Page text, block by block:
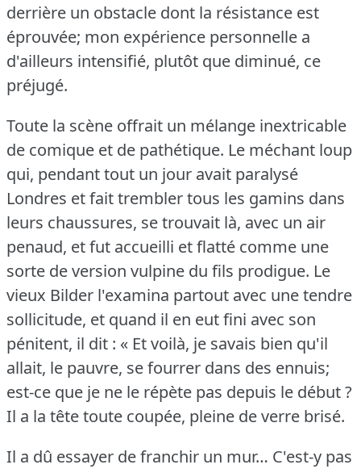
derrière un obstacle dont la résistance est
éprouvée; mon expérience personnelle a
d'ailleurs intensifié, plutôt que diminué, ce
préjugé.
Toute la scène offrait un mélange inextricable
de comique et de pathétique. Le méchant loup
qui, pendant tout un jour avait paralysé
Londres et fait trembler tous les gamins dans
leurs chaussures, se trouvait là, avec un air
penaud, et fut accueilli et flatté comme une
sorte de version vulpine du fils prodigue. Le
vieux Bilder l'examina partout avec une tendre
sollicitude, et quand il en eut fini avec son
pénitent, il dit : « Et voilà, je savais bien qu'il
allait, le pauvre, se fourrer dans des ennuis;
est-ce que je ne le répète pas depuis le début ?
Il a la tête toute coupée, pleine de verre brisé.
Il a dû essayer de franchir un mur… C'est-y pas